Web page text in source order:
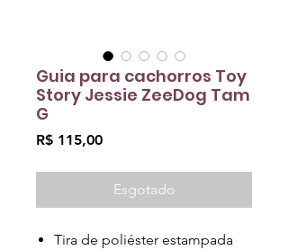
Guia para cachorros Toy
Story Jessie ZeeDog Tam
G
R$ 115,00Preço
Esgotado
Tira de poliéster estampada